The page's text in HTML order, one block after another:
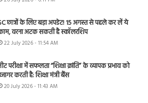
छात्रों के लिए बड़ा अपडेट! 15 अगस्त से पहले कर लें ये
वरना अटक सकती है स्कॉलरशिप
22 July 2026 - 11:54 AM
परीक्षा में सफलता “शिक्षा क्रांति” के व्यापक प्रभाव को
करती है: शिक्षा मंत्री बैंस
20 July 2026 - 11:43 AM